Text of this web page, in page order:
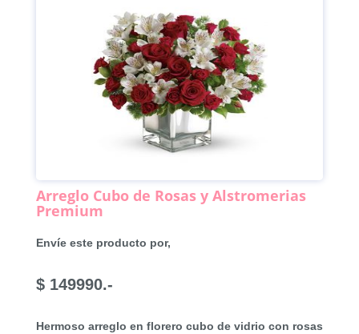
Arreglo Cubo de Rosas y Alstromerias
Premium
Envíe este producto por,
$ 149990.-
Hermoso arreglo en florero cubo de vidrio con rosas